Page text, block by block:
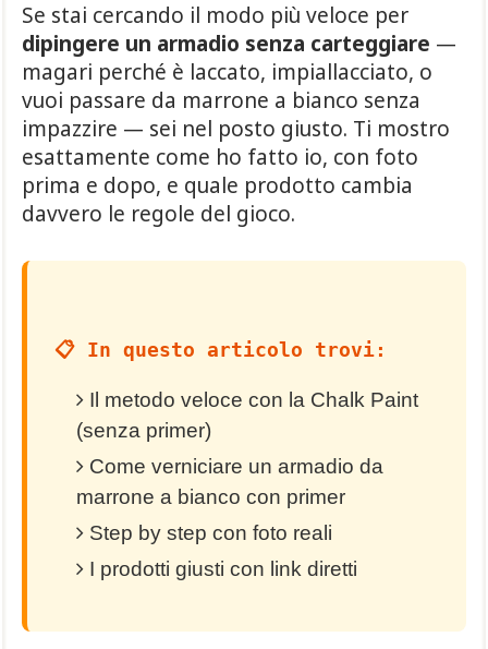
Se stai cercando il modo più veloce per
dipingere un armadio senza carteggiare —
magari perché è laccato, impiallacciato, o
vuoi passare da marrone a bianco senza
impazzire — sei nel posto giusto. Ti mostro
esattamente come ho fatto io, con foto
prima e dopo, e quale prodotto cambia
davvero le regole del gioco.
📋 In questo articolo trovi:
Il metodo veloce con la Chalk Paint
(senza primer)
Come verniciare un armadio da
marrone a bianco con primer
Step by step con foto reali
I prodotti giusti con link diretti